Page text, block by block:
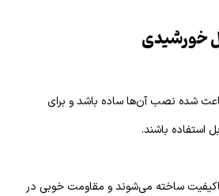
خورشیدی
شده نصب آن‌ها ساده باشد و برای
استفاده باشند.
ساخته می‌شوند و مقاومت خوبی در